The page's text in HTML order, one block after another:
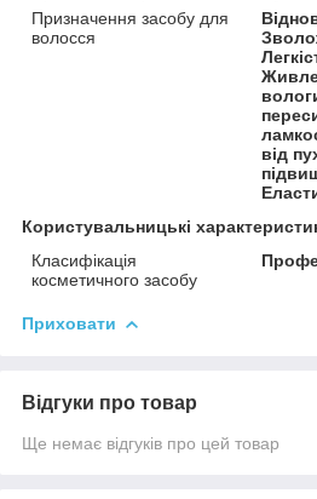
Призначення засобу для
волосся
від
Користувальницькі
Класифікація
косметичного засобу
Приховати
Відгуки про товар
Ще немає відгуків про цей товар